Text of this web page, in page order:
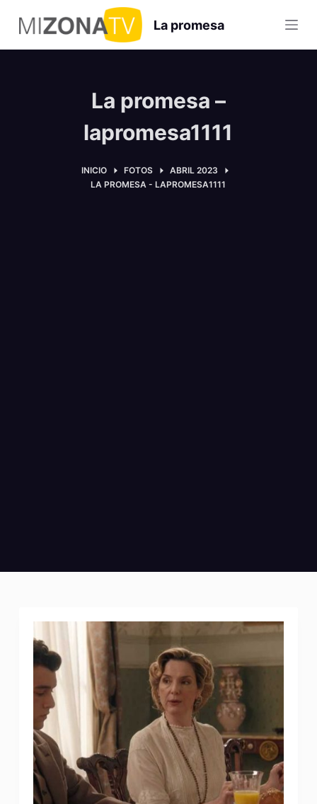
S
a
l
La promesa
La promesa –
lapromesa1111
INICIO FOTOS
ABRIL 2023
LA PROMESA - LAPROMESA1111